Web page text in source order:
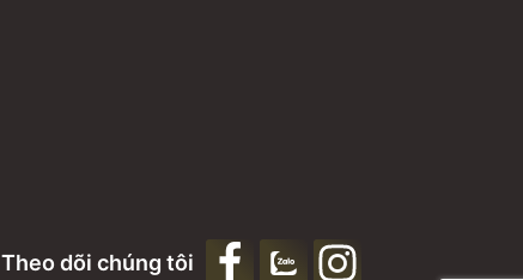
Theo dõi chúng tôi